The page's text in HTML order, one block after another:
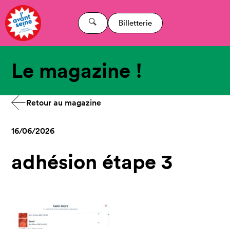
Billetterie
Le magazine !
Retour au magazine
16/06/2026
adhésion étape 3